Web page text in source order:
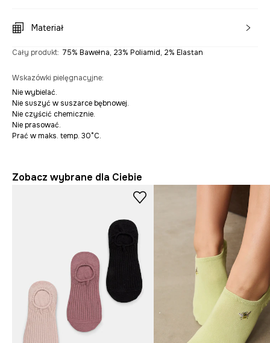
Materiał
Cały produkt: 75% Bawełna, 23% Poliamid, 2% Elastan
Wskazówki pielęgnacyjne:
Nie wybielać.
Nie suszyć w suszarce bębnowej.
Nie czyścić chemicznie.
Nie prasować.
Prać w maks. temp. 30°C.
Zobacz wybrane dla Ciebie